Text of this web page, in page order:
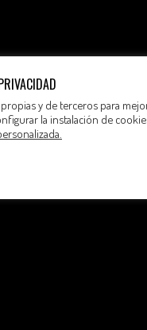
y de terceros para
la instalación de